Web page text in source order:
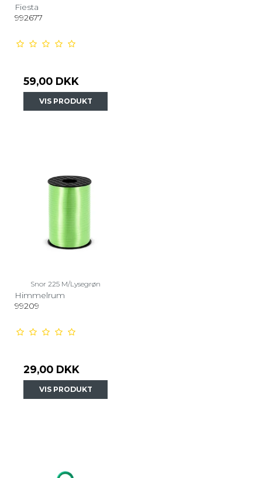
Fiesta
992677
59,00 DKK
VIS PRODUKT
Snor 225 M/Lysegrøn
Himmelrum
99209
29,00 DKK
VIS PRODUKT